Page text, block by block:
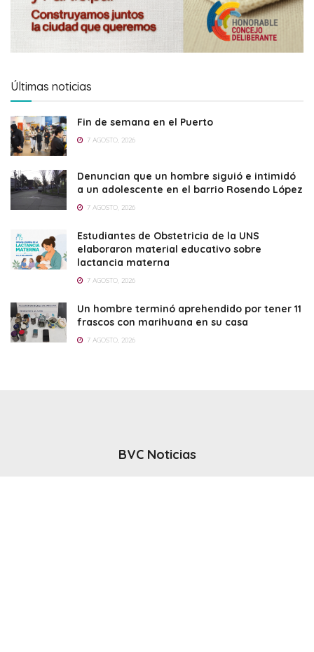
Últimas noticias
Fin de semana en el Puerto
7 AGOSTO, 2026
Denuncian que un hombre siguió e intimidó
a un adolescente en el barrio Rosendo López
7 AGOSTO, 2026
Estudiantes de Obstetricia de la UNS
elaboraron material educativo sobre
lactancia materna
7 AGOSTO, 2026
Un hombre terminó aprehendido por tener 11
frascos con marihuana en su casa
7 AGOSTO, 2026
BVC Noticias